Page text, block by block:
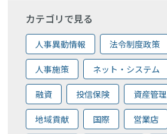
カテゴリで見る
人事異動情報 法令制度政策
人事施策 ネット・システム
融資 投信保険 資産管理
地域貢献 国際 営業店